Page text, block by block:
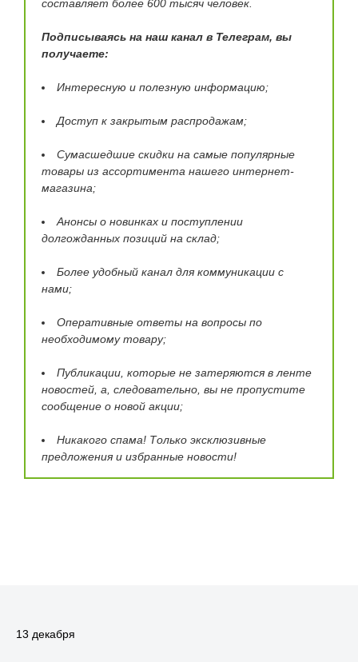
составляет более 600 тысяч человек.
Подписываясь на наш канал в Телеграм, вы
получаете:
Интересную и полезную информацию;
Доступ к закрытым распродажам;
Сумасшедшие скидки на самые популярные
товары из ассортимента нашего интернет-
магазина;
Анонсы о новинках и поступлении
долгожданных позиций на склад;
Более удобный канал для коммуникации с
нами;
Оперативные ответы на вопросы по
необходимому товару;
Публикации, которые не затеряются в ленте
новостей, а, следовательно, вы не пропустите
сообщение о новой акции;
Никакого спама! Только эксклюзивные
предложения и избранные новости!
13 декабря